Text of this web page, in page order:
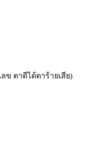
ข ตาดีได้ตาร้ายเสีย)